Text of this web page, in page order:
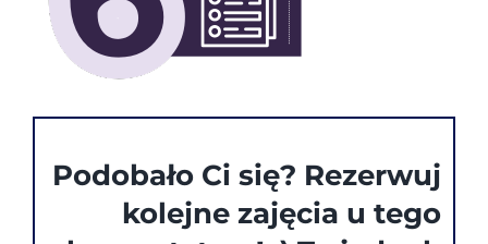
Podobało Ci się? Rezerwuj
kolejne zajęcia u tego